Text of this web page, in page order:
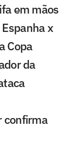
em mãos
x
Copa
da
confirma